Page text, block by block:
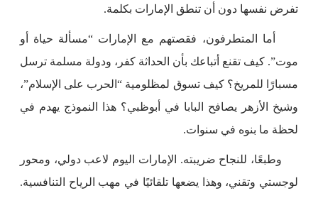
تفرض نفسها دون أن تنطق الإمارات بكلمة.
أما المتطرفون، فقصتهم مع الإمارات “مسألة حياة أو
موت”. كيف تقنع أتباعك بأن الحداثة كفر، ودولة مسلمة ترسل
مسبارًا للمريخ؟ كيف تسوق لمظلومية “الحرب على الإسلام”،
وشيخ الأزهر يصافح البابا في أبوظبي؟ هذا النموذج يهدم في
لحظة ما بنوه في سنوات.
وطبعًا، للنجاح ضريبته. الإمارات اليوم لاعب دولي، ومحور
لوجستي وتقني، وهذا يضعها تلقائيًا في مهب الرياح التنافسية.